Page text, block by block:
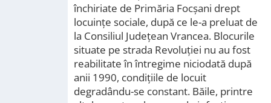
închiriate de Primăria Focșani drept
locuințe sociale, după ce le-a preluat de
la Consiliul Județean Vrancea. Blocurile
situate pe strada Revoluției nu au fost
reabilitate în întregime niciodată după
anii 1990, condițiile de locuit
degradându-se constant. Băile, printre